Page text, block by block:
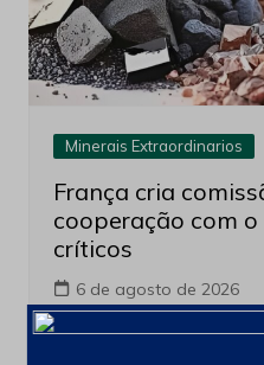
Minerais Extraordinarios
França cria
cooperação com
críticos
6 de agosto de 2026